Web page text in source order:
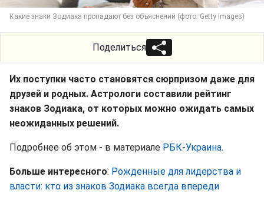
Какие знаки Зодиака пропадают без объяснений (фото: Getty Images)
Поделиться
Их поступки часто становятся сюрпризом даже для
друзей и родных. Астрологи составили рейтинг
знаков Зодиака, от которых можно ожидать самых
неожиданных решений.
Подробнее об этом - в материале РБК-Украина.
Больше интересного: Рожденные для лидерства и
власти: кто из знаков Зодиака всегда впереди